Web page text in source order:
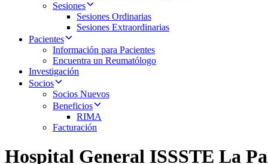
Sesiones
Sesiones Ordinarias
Sesiones Extraordinarias
Pacientes
Información para Pacientes
Encuentra un Reumatólogo
Investigación
Socios
Socios Nuevos
Beneficios
RIMA
Facturación
Hospital General ISSSTE La